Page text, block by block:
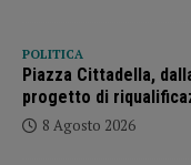
POLITICA
Piazza Cittadella,
progetto di
8 Agosto 2026